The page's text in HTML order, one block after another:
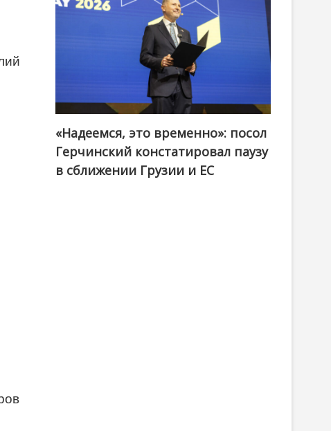
«Надеемся, это временно»: посол
Герчинский констатировал паузу
в сближении Грузии и ЕС